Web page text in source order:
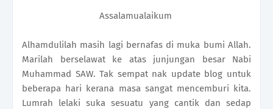
Assalamualaikum
Alhamdulilah masih lagi bernafas di muka bumi Allah.
Marilah berselawat ke atas junjungan besar Nabi
Muhammad SAW. Tak sempat nak update blog untuk
beberapa hari kerana masa sangat mencemburi kita.
Lumrah lelaki suka sesuatu yang cantik dan sedap